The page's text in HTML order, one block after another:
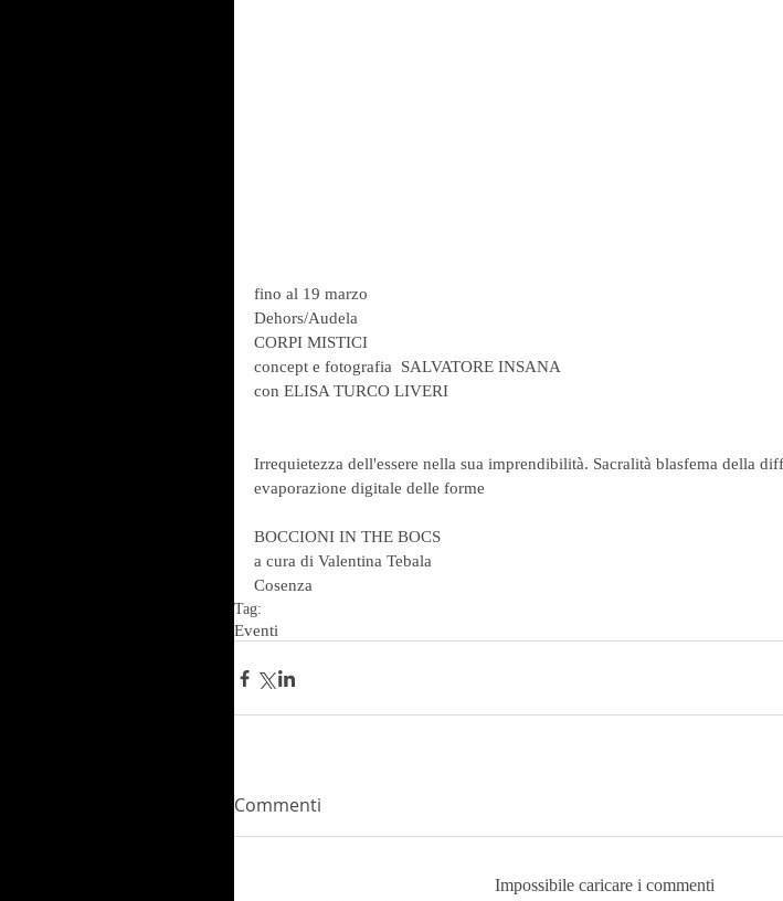
fino al 19 marzo
Dehors/Audela
CORPI MISTICI
concept e fotografia  SALVATORE INSANA
con ELISA TURCO LIVERI
Irrequietezza dell'essere nella sua imprendibilità. Sacralità blasfema della
evaporazione digitale delle forme
BOCCIONI IN THE BOCS
a cura di Valentina Tebala
Cosenza
Tag:
Eventi
Commenti
Impossibile caricare i commenti